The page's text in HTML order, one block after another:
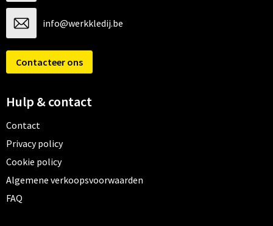
info@werkkledij.be
Contacteer ons
Hulp & contact
Contact
Privacy policy
Cookie policy
Algemene verkoopsvoorwaarden
FAQ